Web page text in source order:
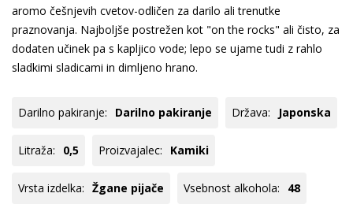
aromo češnjevih cvetov-odličen za darilo ali trenutke
praznovanja. Najboljše postrežen kot "on the rocks" ali čisto, za
dodaten učinek pa s kapljico vode; lepo se ujame tudi z rahlo
sladkimi sladicami in dimljeno hrano.
Darilno pakiranje: Darilno pakiranje Država: Japonska
Litraža: 0,5 Proizvajalec: Kamiki
Vrsta izdelka: Žgane pijače Vsebnost alkohola: 48